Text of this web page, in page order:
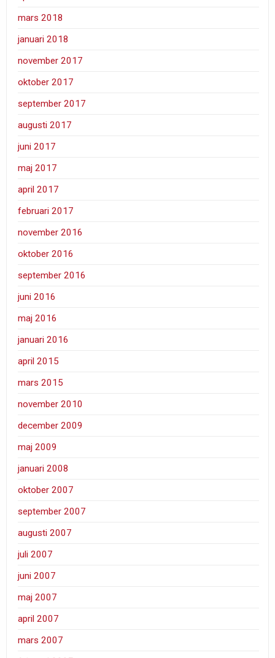
mars 2018
januari 2018
november 2017
oktober 2017
september 2017
augusti 2017
juni 2017
maj 2017
april 2017
februari 2017
november 2016
oktober 2016
september 2016
juni 2016
maj 2016
januari 2016
april 2015
mars 2015
november 2010
december 2009
maj 2009
januari 2008
oktober 2007
september 2007
augusti 2007
juli 2007
juni 2007
maj 2007
april 2007
mars 2007